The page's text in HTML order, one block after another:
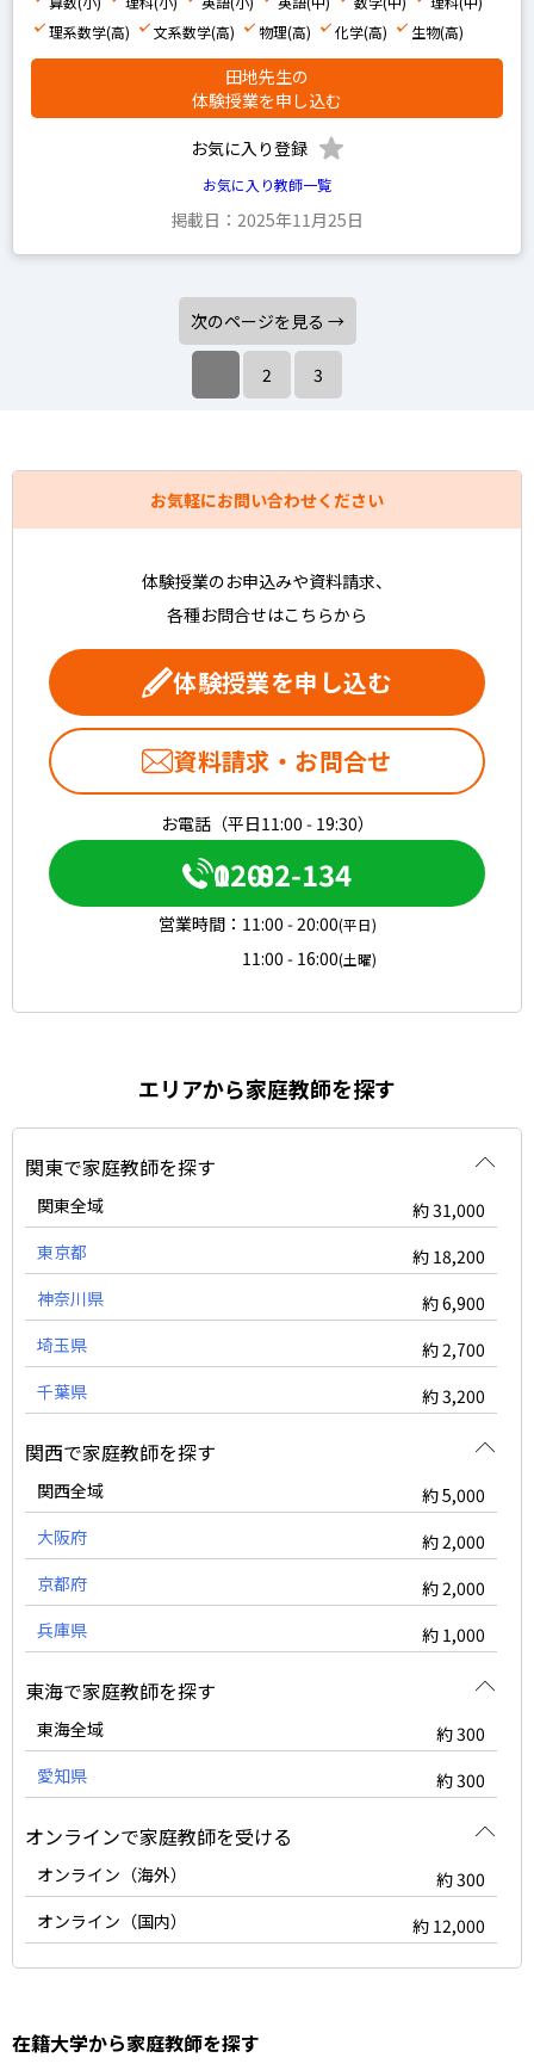
理系数学(高)
文系数学(高) 物理(高) 化学(高) 生物(高)
田地先生の
体験授業を申し込む
お気に入り登録
お気に入り教師一覧
掲載日：2025年11月25日
2 3
次のページを見る →
お気軽にお問い合わせください
体験授業のお申込みや資料請求、
各種お問合せはこちらから
体験授業を申し込む
資料請求・お問合せ
お電話（平日11:00 - 19:30）
0120-082-134
営業時間： 11:00 - 20:00(平日)
11:00 - 16:00(土曜)
エリアから家庭教師を探す
関東で家庭教師を探す
関東全域
約 31,000
東京都
約 18,200
神奈川県
約 6,900
埼玉県
約 2,700
千葉県
約 3,200
関西で家庭教師を探す
関西全域
約 5,000
大阪府
約 2,000
京都府
約 2,000
兵庫県
約 1,000
東海で家庭教師を探す
東海全域
約 300
愛知県
約 300
オンラインで家庭教師を受ける
オンライン（海外）
約 300
オンライン（国内）
約 12,000
在籍大学から家庭教師を探す